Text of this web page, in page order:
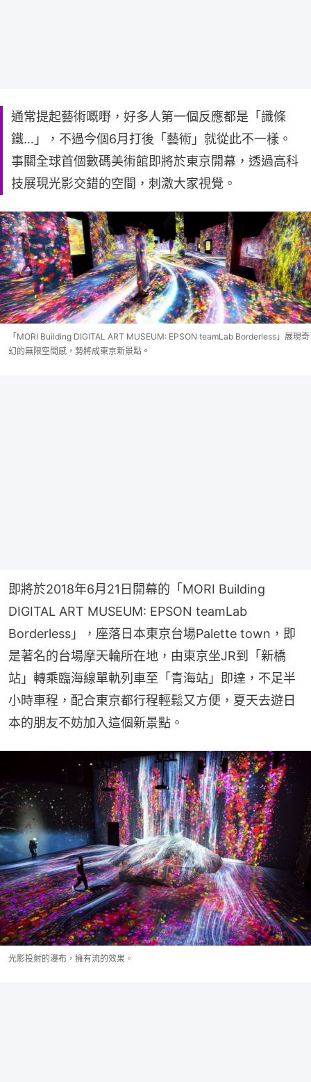
通常提起藝術嘅嘢，好多人第一個反應都是「識條
鐵…」，不過今個6月打後「藝術」就從此不一樣。
事關全球首個數碼美術館即將於東京開幕，透過高科
技展現光影交錯的空間，刺激大家視覺。
「MORI Building DIGITAL ART MUSEUM: EPSON teamLab Borderless」展現奇
幻的無限空間感，勢將成東京新景點。
即將於2018年6月21日開幕的「MORI Building
DIGITAL ART MUSEUM: EPSON teamLab
Borderless」，座落日本東京台場Palette town，即
是著名的台場摩天輪所在地，由東京坐JR到「新橋
站」轉乘臨海線單軌列車至「青海站」即達，不足半
小時車程，配合東京都行程輕鬆又方便，夏天去遊日
本的朋友不妨加入這個新景點。
光影投射的瀑布，擁有流的效果。